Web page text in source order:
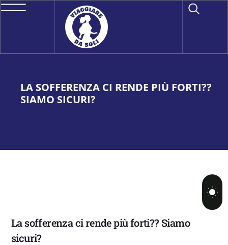
LA SOFFERENZA CI RENDE PIÙ FORTI??
SIAMO SICURI?
La sofferenza ci rende più forti?? Siamo
sicuri?